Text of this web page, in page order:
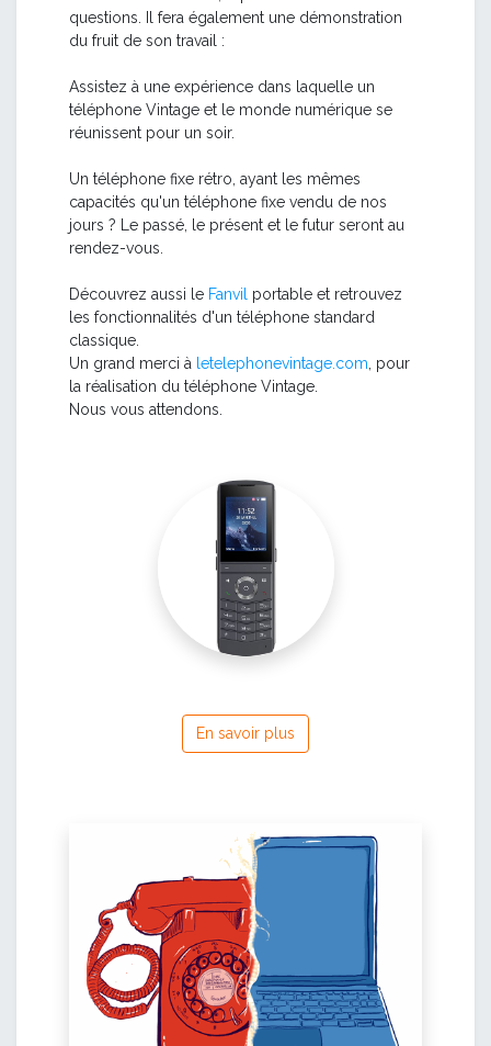
questions. Il fera également une démonstration
du fruit de son travail :
Assistez à une expérience dans laquelle un
téléphone Vintage et le monde numérique se
réunissent pour un soir.
Un téléphone fixe rétro, ayant les mêmes
capacités qu'un téléphone fixe vendu de nos
jours ? Le passé, le présent et le futur seront au
rendez-vous.
Découvrez aussi le Fanvil
portable et retrouvez
les fonctionnalités d'un téléphone standard
classique.
Un grand merci à letelephonevintage.com , pour
la réalisation du téléphone Vintage.
Nous vous attendons.
En savoir plus